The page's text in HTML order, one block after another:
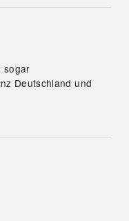
sogar
Deutschland und